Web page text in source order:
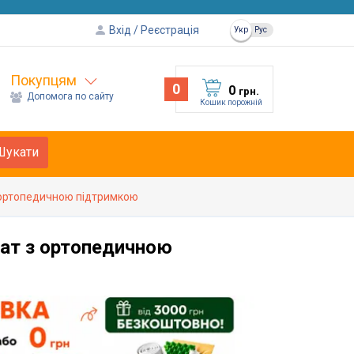
Вхід Реєстрація Укр Рус
Покупцям
Допомога по сайту 0 0 грн.
Кошик порожній
підтримкою
з ортопедичною